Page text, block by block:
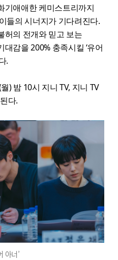
기애애한 케미스트리까지
들의 시너지가 기다려진다.
허의 전개와 믿고 보는
감을 200% 충족시킬 ‘유어
.
) 밤 10시 지니 TV, 지니 TV
다.
아너’